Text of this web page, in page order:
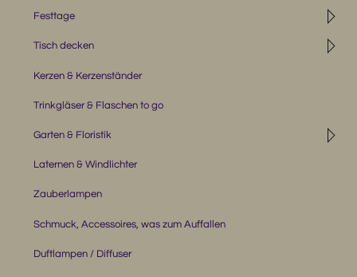
◹
Festtage
◹
Tisch decken
Kerzen & Kerzenständer
Trinkgläser & Flaschen to go
◹
Garten & Floristik
Laternen & Windlichter
Zauberlampen
Schmuck, Accessoires, was zum Auffallen
Duftlampen / Diffuser